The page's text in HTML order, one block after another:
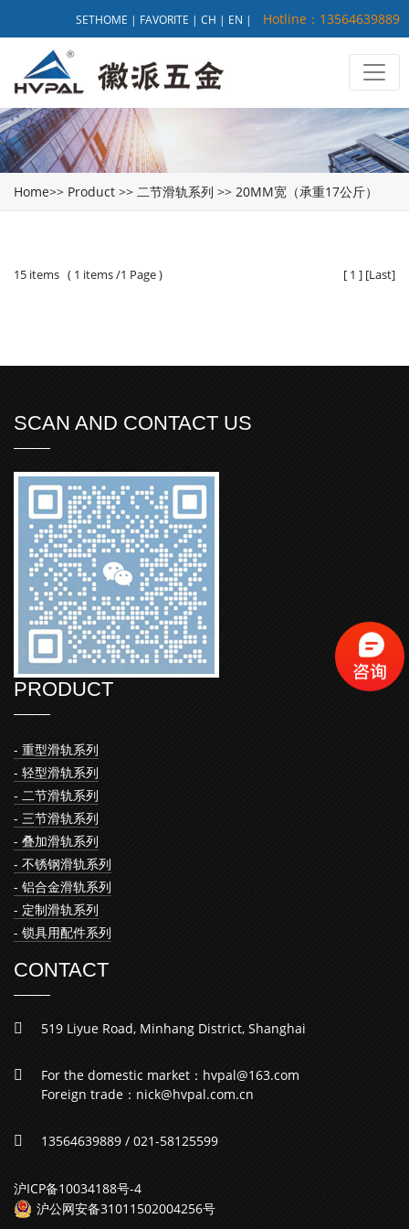
SETHOME | FAVORITE | CH | EN | Hotline：13564639889
Home>> Product >> 二节滑轨系列 >> 20MM宽（承重17公斤）
15 items ( 1 items /1 Page ) [ 1 ] [Last]
SCAN AND CONTACT US
PRODUCT
- 重型滑轨系列
- 轻型滑轨系列
- 二节滑轨系列
- 三节滑轨系列
- 叠加滑轨系列
- 不锈钢滑轨系列
- 铝合金滑轨系列
- 定制滑轨系列
- 锁具用配件系列
CONTACT
519 Liyue Road, Minhang District, Shanghai
For the domestic market：hvpal@163.com
Foreign trade：nick@hvpal.com.cn
13564639889 / 021-58125599
沪ICP备10034188号-4
沪公网安备31011502004256号